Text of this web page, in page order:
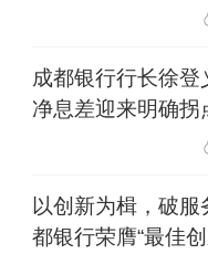
成都银行于今
端的扩张。
等问题，在此
中，成都银行
成都银行行长徐登
净息差迎来明确拐
以创新为楫，破服
都银行荣膺“最佳